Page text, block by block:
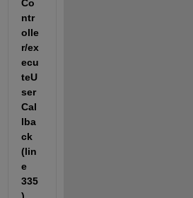
Co
ntr
olle
r/ex
ecu
teU
ser
Cal
lba
ck
(lin
e
335